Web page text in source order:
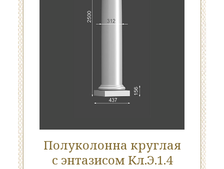
Полуколонна круглая
с энтазисом Кл.Э.1.4